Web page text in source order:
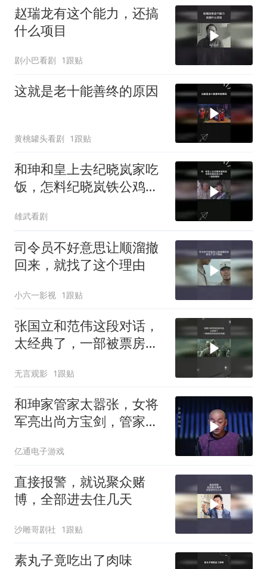
赵瑞龙有这个能力，还搞
什么项目
剧小巴看剧 1跟贴
这就是老十能善终的原因
黄桃罐头看剧 1跟贴
和珅和皇上去纪晓岚家吃
饭，怎料纪晓岚铁公鸡，
雄武看剧
司令员不好意思让顺溜撤
回来，就找了这个理由
小六一影视 1跟贴
张国立和范伟这段对话，
太经典了，一部被票房低
无言观影 1跟贴
和珅家管家太嚣张，女将
军亮出尚方宝剑，管家便
亿通电子游戏
直接报警，就说聚众赌
博，全部进去住几天
沙雕哥剧社 1跟贴
素丸子竟吃出了肉味